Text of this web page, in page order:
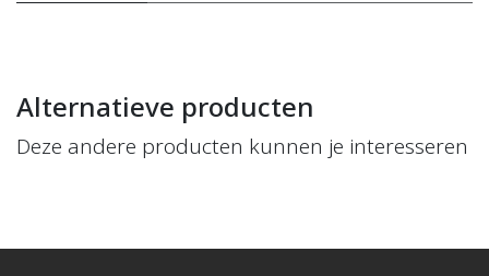
Alternatieve producten
Deze andere producten kunnen je interesseren